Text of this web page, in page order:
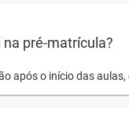
pré-matrícula?
após o início das